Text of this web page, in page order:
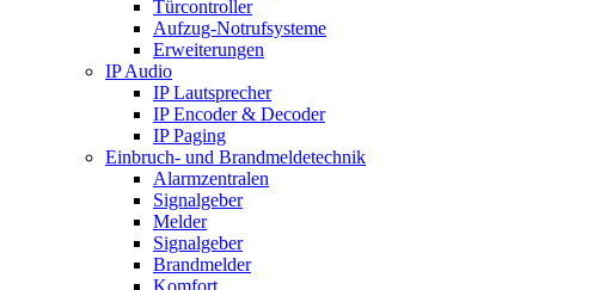
Türcontroller
Aufzug-Notrufsysteme
Erweiterungen
IP Audio
IP Lautsprecher
IP Encoder & Decoder
IP Paging
Einbruch- und Brandmeldetechnik
Alarmzentralen
Signalgeber
Melder
Signalgeber
Brandmelder
Komfort